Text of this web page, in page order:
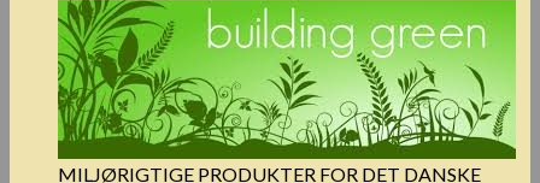
MILJØRIGTIGE PRODUKTER FOR DET DANSKE